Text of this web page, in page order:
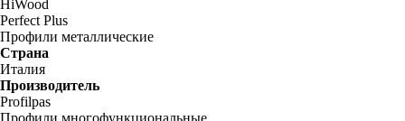
HiWood
Perfect Plus
Профили металлические
Страна
Италия
Производитель
Profilpas
Профили многофункциональные